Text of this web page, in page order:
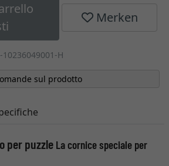
Merken
H
sul prodotto
per puzzle La cornice speciale per